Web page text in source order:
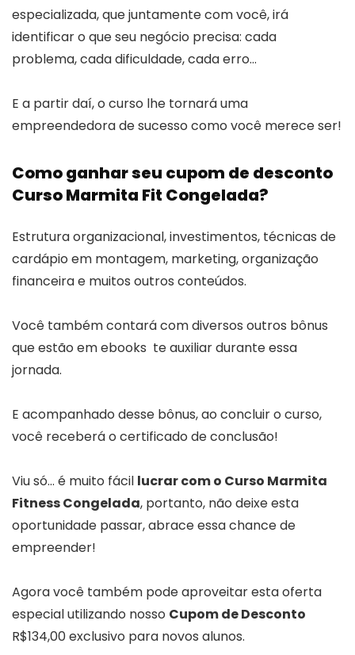
especializada, que juntamente com você, irá
identificar o que seu negócio precisa: cada
problema, cada dificuldade, cada erro…
E a partir daí, o curso lhe tornará uma
empreendedora de sucesso como você merece ser!
Como ganhar seu cupom de desconto
Curso Marmita Fit Congelada?
Estrutura organizacional, investimentos, técnicas de
cardápio em montagem, marketing, organização
financeira e muitos outros conteúdos.
Você também contará com diversos outros bônus
que estão em ebooks te auxiliar durante essa
jornada.
E acompanhado desse bônus, ao concluir o curso,
você receberá o certificado de conclusão!
Viu só… é muito fácil lucrar com o Curso Marmita
Fitness Congelada, portanto, não deixe esta
oportunidade passar, abrace essa chance de
empreender!
Agora você também pode aproveitar esta oferta
especial utilizando nosso Cupom de Desconto
R$134,00 exclusivo para novos alunos.